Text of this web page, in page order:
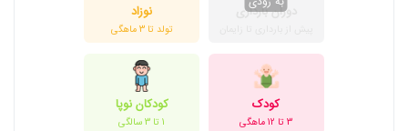
دوران بارداری نوزاد
تولد تا 3 ماهگی
کودک
3 تا 12 ماهگی
کودکان نوپا
1 تا 3 سالگی